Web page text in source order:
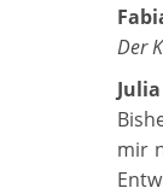
Der
mir